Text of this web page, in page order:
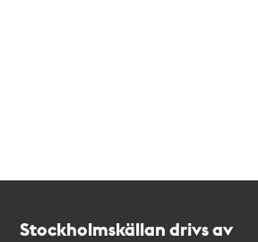
Stockholmskällan drivs av